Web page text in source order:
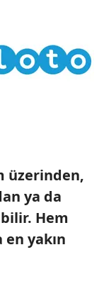
üzerinden,
ya da
Hem
yakın